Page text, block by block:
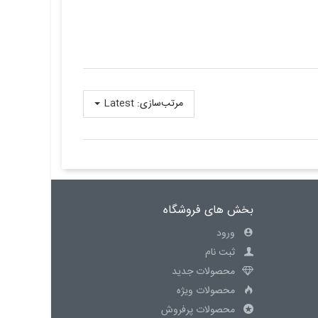
مرتب‌سازی: Latest
بخش های فروشگاه
ورود
ثبت نام
محصولات جدید
محصولات ویژه
محصولات پرفروش